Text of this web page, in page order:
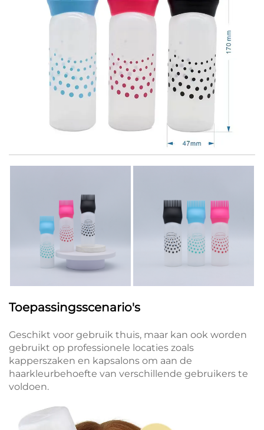
Toepassingsscenario's
Geschikt voor gebruik thuis, maar kan ook worden
gebruikt op professionele locaties zoals
kapperszaken en kapsalons om aan de
haarkleurbehoefte van verschillende gebruikers te
voldoen.